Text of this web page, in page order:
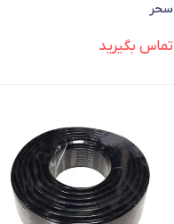
سحر
تماس بگیرید